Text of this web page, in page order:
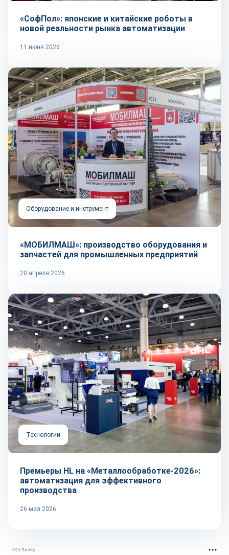
«СофПол»: японские и китайские роботы в
новой реальности рынка автоматизации
11 июня 2026
Оборудование и инструмент
«МОБИЛМАШ»: производство оборудования и
запчастей для промышленных предприятий
20 апреля 2026
Технологии
Премьеры HL на «Металлообработке-2026»:
автоматизация для эффективного
производства
26 мая 2026
РЕКЛАМА